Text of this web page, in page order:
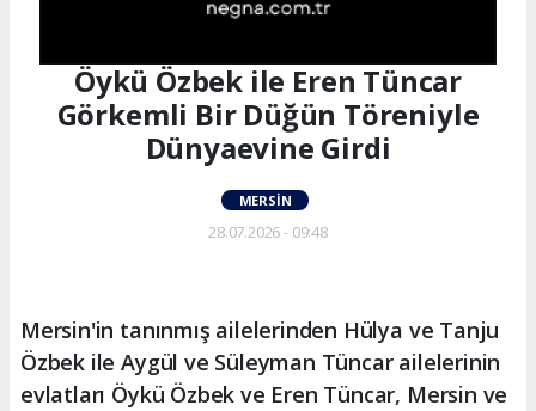
Öykü Özbek ile Eren Tüncar
Görkemli Bir Düğün Töreniyle
Dünyaevine Girdi
MERSIN
28.07.2026 - 09:48
Mersin'in tanınmış ailelerinden Hülya ve Tanju
Özbek ile Aygül ve Süleyman Tüncar ailelerinin
evlatları Öykü Özbek ve Eren Tüncar, Mersin ve